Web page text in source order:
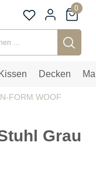
0
Suchen nach:
Kissen Decken
FORM WOOF
Grau